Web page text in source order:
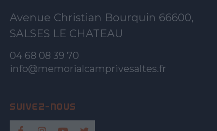
Avenue Christian Bourquin 66600,
SALSES LE CHATEAU
04 68 08 39 70
info@memorialcamprivesaltes.fr